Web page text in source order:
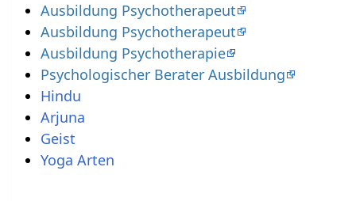
Ausbildung Psychotherapeut
Ausbildung Psychotherapeut
Ausbildung Psychotherapie
Psychologischer Berater Ausbildung
Hindu
Arjuna
Geist
Yoga Arten